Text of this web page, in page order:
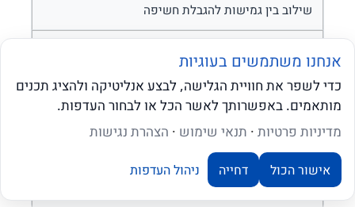
שילוב בין גמישות להגבלת חשיפה
צורך בהגדרה ברורה של חריגים
פרויקט מורכב עם מסגרת ידועה
אנחנו משתמשים בעוגיות
כדי לשפר את חוויית הגלישה, לבצע אנליטיקה ולהציג תכנים
מותאמים. באפשרותך לאשר הכל או לבחור העדפות.
מדיניות פרטיות · תנאי שימוש · הצהרת נגישות
אישור הכול דחייה ניהול העדפות